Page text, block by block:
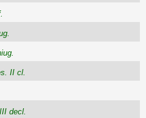
II cl.
decl.